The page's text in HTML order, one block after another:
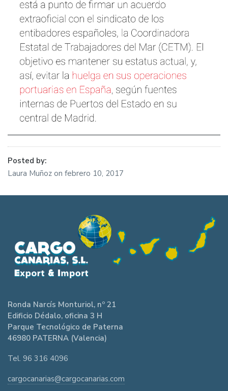
Posted by:
Laura Muñoz on febrero 10, 2017
Ronda Narcís Monturiol, nº 21
Edificio Dédalo, oficina 3 H
Parque Tecnológico de Paterna
46980 PATERNA (Valencia)
Tel. 96 316 4096
cargocanarias@cargocanarias.com